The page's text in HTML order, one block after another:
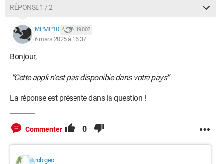
RÉPONSE 1 / 2
MPMP10 19 002
6 mars 2025 à 16:37
Bonjour,
"Cette appli n'est pas disponibledans votre pays"
La réponse est présente dans la question !
Commenter 0
robigeo